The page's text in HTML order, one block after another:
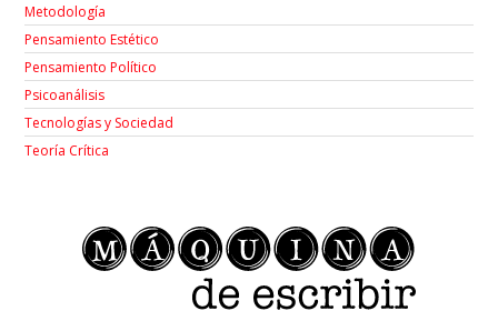
Metodología
Pensamiento Estético
Pensamiento Político
Psicoanálisis
Tecnologías y Sociedad
Teoría Crítica